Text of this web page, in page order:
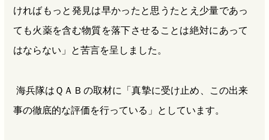
ければもっと発見は早かったと思うたとえ少量であっ
ても火薬を含む物質を落下させることは絶対にあって
はならない」と苦言を呈しました。
海兵隊はＱＡＢの取材に「真摯に受け止め、この出来
事の徹底的な評価を行っている」としています。